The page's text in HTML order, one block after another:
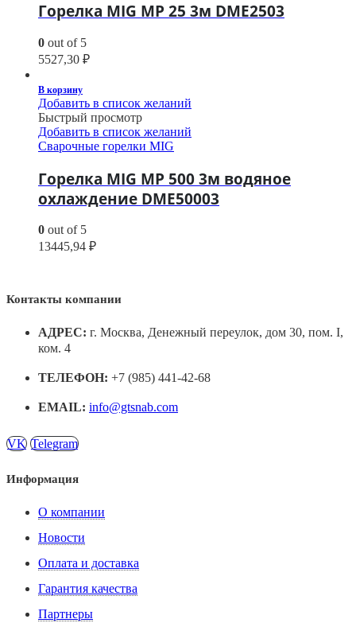
Горелка MIG MP 25 3м DME2503
0 out of 5
5527,30 ₽
В корзину
Добавить в список желаний
Быстрый просмотр
Добавить в список желаний
Сварочные горелки MIG
Горелка MIG MP 500 3м водяное
охлаждение DME50003
0 out of 5
13445,94 ₽
Контакты компании
АДРЕС: г. Москва, Денежный переулок, дом 30, пом. I,
ком. 4
ТЕЛЕФОН: +7 (985) 441-42-68
EMAIL: info@gtsnab.com
VK Telegram
Информация
О компании
Новости
Оплата и доставка
Гарантия качества
Партнеры